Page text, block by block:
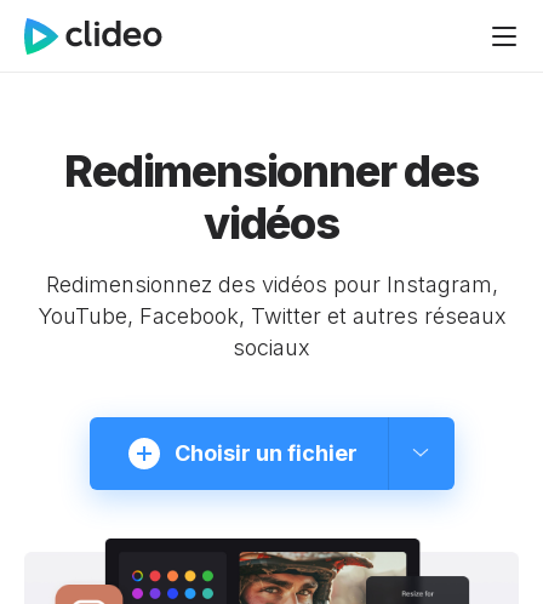
Redimensionner des
vidéos
Redimensionnez des vidéos pour Instagram,
YouTube, Facebook, Twitter et autres réseaux
sociaux
Choisir un fichier